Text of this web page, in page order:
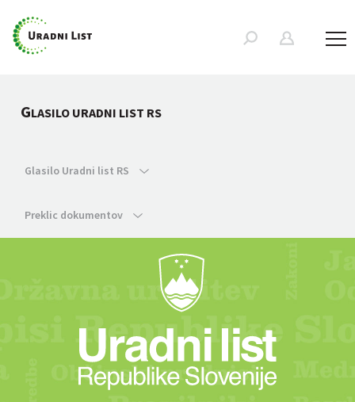
GLASILO URADNI LIST RS
Glasilo Uradni list RS
Preklic dokumentov